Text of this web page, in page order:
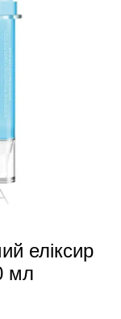
еліксир
мл